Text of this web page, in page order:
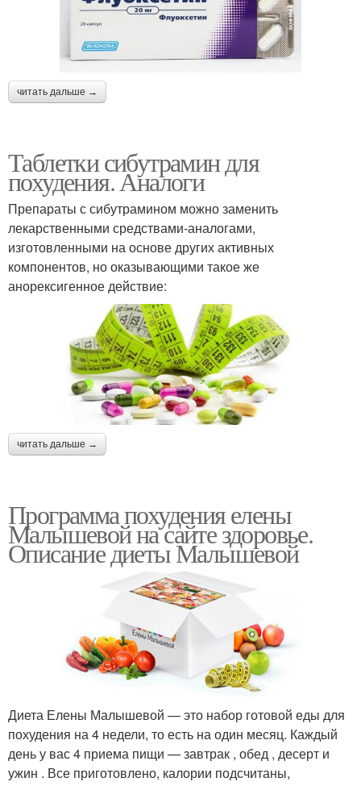
читать дальше →
Таблетки сибутрамин для
похудения. Аналоги
Препараты с сибутрамином можно заменить
лекарственными средствами-аналогами,
изготовленными на основе других активных
компонентов, но оказывающими такое же
анорексигенное действие:
читать дальше →
Программа похудения елены
Малышевой на сайте здоровье.
Описание диеты Малышевой
Диета Елены Малышевой — это набор готовой еды для
похудения на 4 недели, то есть на один месяц. Каждый
день у вас 4 приема пищи — завтрак , обед , десерт и
ужин . Все приготовлено, калории подсчитаны,